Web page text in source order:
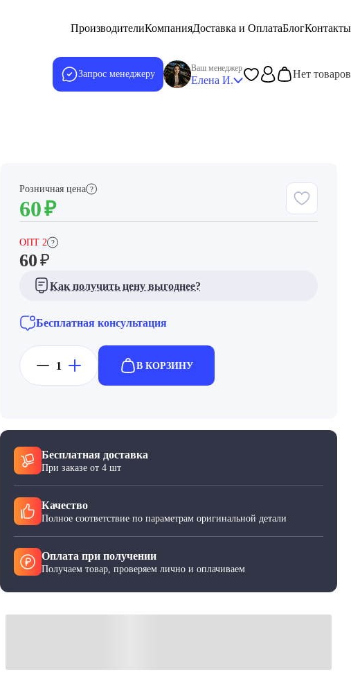
ПроизводителиКомпанияДоставка и ОплатаБлогКонтакты
Запрос менеджеру
Ваш менеджер
Елена И.
Нет товаров
Розничная цена ?
60₽
ОПТ 2 ?
60₽
Как получить цену выгоднее?
Бесплатная консультация
В КОРЗИНУ
Бесплатная доставка
При заказе от 4 шт
Качество
Полное соответствие по параметрам оригинальной детали
Оплата при получении
Получаем товар, проверяем лично и оплачиваем